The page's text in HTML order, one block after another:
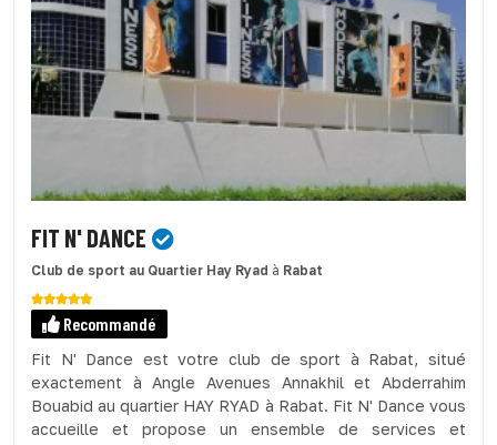
FIT N' DANCE
Club de sport au Quartier Hay Ryad à Rabat
Recommandé
Fit N' Dance est votre club de sport à Rabat, situé
exactement à Angle Avenues Annakhil et Abderrahim
Bouabid au quartier HAY RYAD à Rabat. Fit N' Dance vous
accueille et propose un ensemble de services et